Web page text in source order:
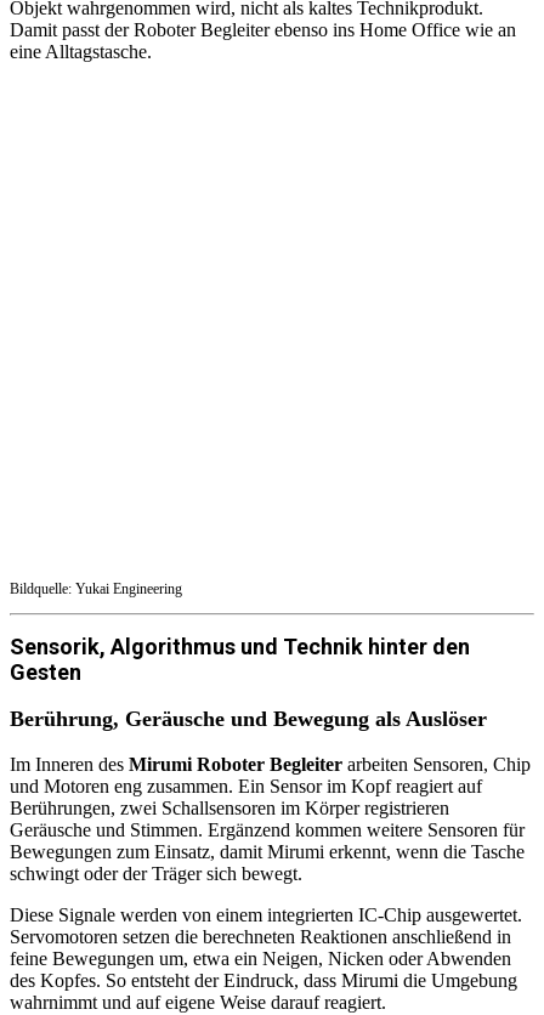
Objekt wahrgenommen wird, nicht als kaltes Technikprodukt.
Damit passt der Roboter Begleiter ebenso ins Home Office wie an
eine Alltagstasche.
Bildquelle: Yukai Engineering
Sensorik, Algorithmus und Technik hinter den
Gesten
Berührung, Geräusche und Bewegung als Auslöser
Im Inneren des Mirumi Roboter Begleiter arbeiten Sensoren, Chip
und Motoren eng zusammen. Ein Sensor im Kopf reagiert auf
Berührungen, zwei Schallsensoren im Körper registrieren
Geräusche und Stimmen. Ergänzend kommen weitere Sensoren für
Bewegungen zum Einsatz, damit Mirumi erkennt, wenn die Tasche
schwingt oder der Träger sich bewegt.
Diese Signale werden von einem integrierten IC-Chip ausgewertet.
Servomotoren setzen die berechneten Reaktionen anschließend in
feine Bewegungen um, etwa ein Neigen, Nicken oder Abwenden
des Kopfes. So entsteht der Eindruck, dass Mirumi die Umgebung
wahrnimmt und auf eigene Weise darauf reagiert.